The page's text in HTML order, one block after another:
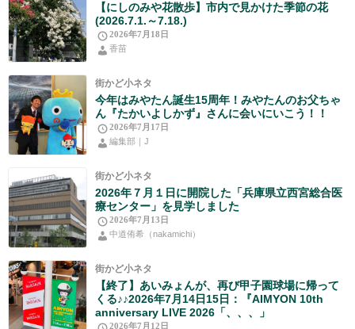
【にしのみや花散歩】市内で見かけた季節の花
(2026.7.1.～7.18.)
2026年7月18日
香苗
街かど小ネタ
今年はみやたん誕生15周年！みやたんのお父ちゃ
ん『たかいよしかず』さんに会いにいこう！！
2026年7月17日
編集部｜J
街かど小ネタ
2026年７月１日に開院した「兵庫県立西宮総合医
療センター」を見学しました
2026年7月13日
中道侑希（nakamichi）
街かど小ネタ
【終了】あいみょんが、再び甲子園球場に帰って
くる♪♪2026年7月14日15日：『AIMYON 10th
anniversary LIVE 2026「、、、」
2026年7月12日